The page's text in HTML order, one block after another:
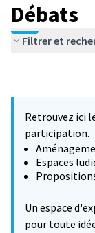
Débats
Filtrer et
Retrouvez ici
participation.
Espaces
Un espace
pour toute